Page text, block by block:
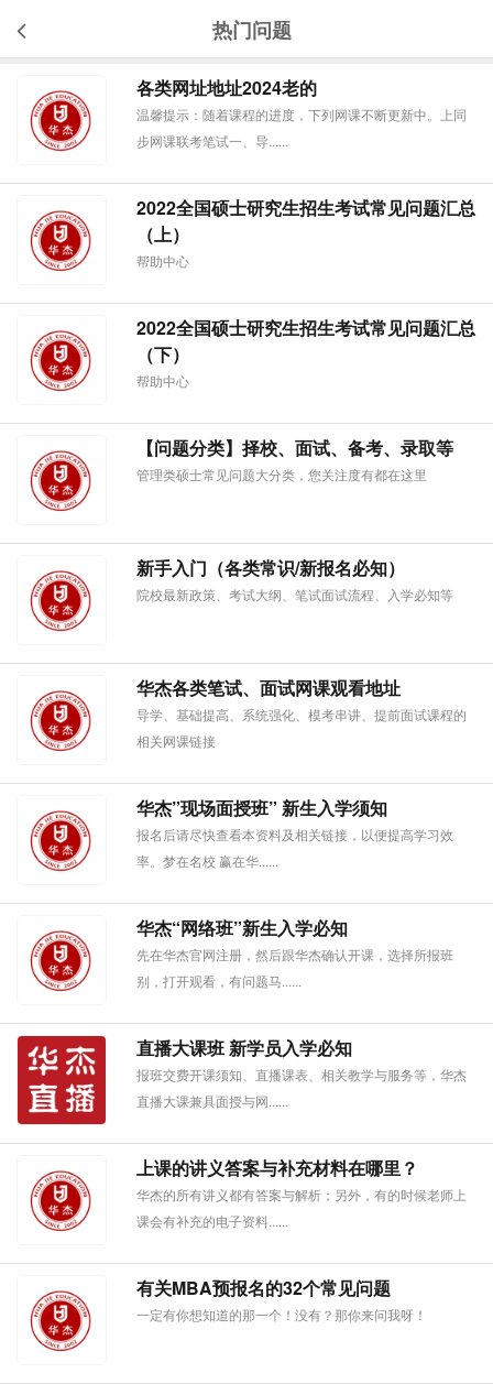
热门问题
各类网址地址2024老的
温馨提示：随着课程的进度，下列网课不断更新中。上同
步网课联考笔试一、导......
2022全国硕士研究生招生考试常见问题汇总
（上）
帮助中心
2022全国硕士研究生招生考试常见问题汇总
（下）
帮助中心
【问题分类】择校、面试、备考、录取等
管理类硕士常见问题大分类，您关注度有都在这里
新手入门（各类常识/新报名必知）
院校最新政策、考试大纲、笔试面试流程、入学必知等
华杰各类笔试、面试网课观看地址
导学、基础提高、系统强化、模考串讲、提前面试课程的
相关网课链接
华杰”现场面授班” 新生入学须知
报名后请尽快查看本资料及相关链接，以便提高学习效
率。梦在名校 赢在华......
华杰“网络班”新生入学必知
先在华杰官网注册，然后跟华杰确认开课，选择所报班
别，打开观看，有问题马......
直播大课班 新学员入学必知
报班交费开课须知、直播课表、相关教学与服务等，华杰
直播大课兼具面授与网......
上课的讲义答案与补充材料在哪里？
华杰的所有讲义都有答案与解析；另外，有的时候老师上
课会有补充的电子资料......
有关MBA预报名的32个常见问题
一定有你想知道的那一个！没有？那你来问我呀！